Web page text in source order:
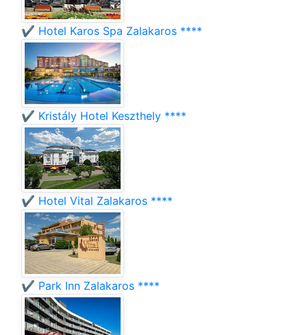
✔️ Hotel Karos Spa Zalakaros ****
✔️ Kristály Hotel Keszthely ****
✔️ Hotel Vital Zalakaros ****
✔️ Park Inn Zalakaros ****